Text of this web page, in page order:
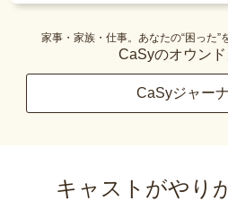
家事・家族・仕事。あなたの“困った”
CaSyのオウン
CaSyジャー
キャストがやり